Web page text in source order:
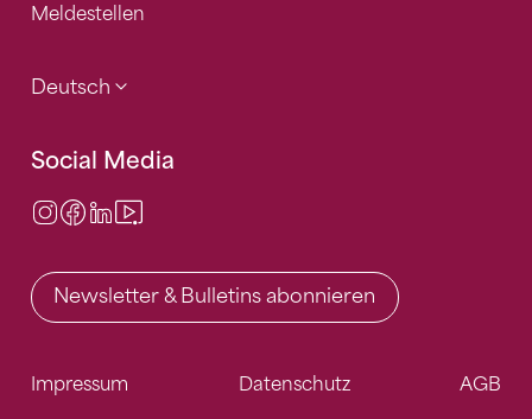
Meldestellen
Deutsch
Social Media
Instagram
Facebook
LinkedIn
Newsletter & Bulletins abonnieren
Impressum Datenschutz AGB